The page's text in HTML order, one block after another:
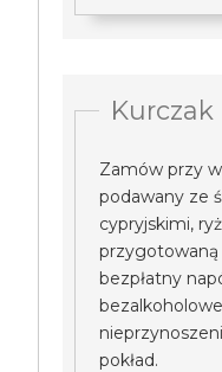
Kurczak
Zamów przy
podawany ze
cypryjskimi,
przygotowaną
bezpłatny
pokład.